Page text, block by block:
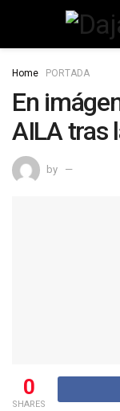
Home PORTADA
En
AILA tras
by
0
SHARES